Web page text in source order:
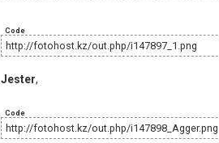
Code
http://fotohost.kz/out.php/i147897_1.png
Jester,
Code
http://fotohost.kz/out.php/i147898_Agger.png